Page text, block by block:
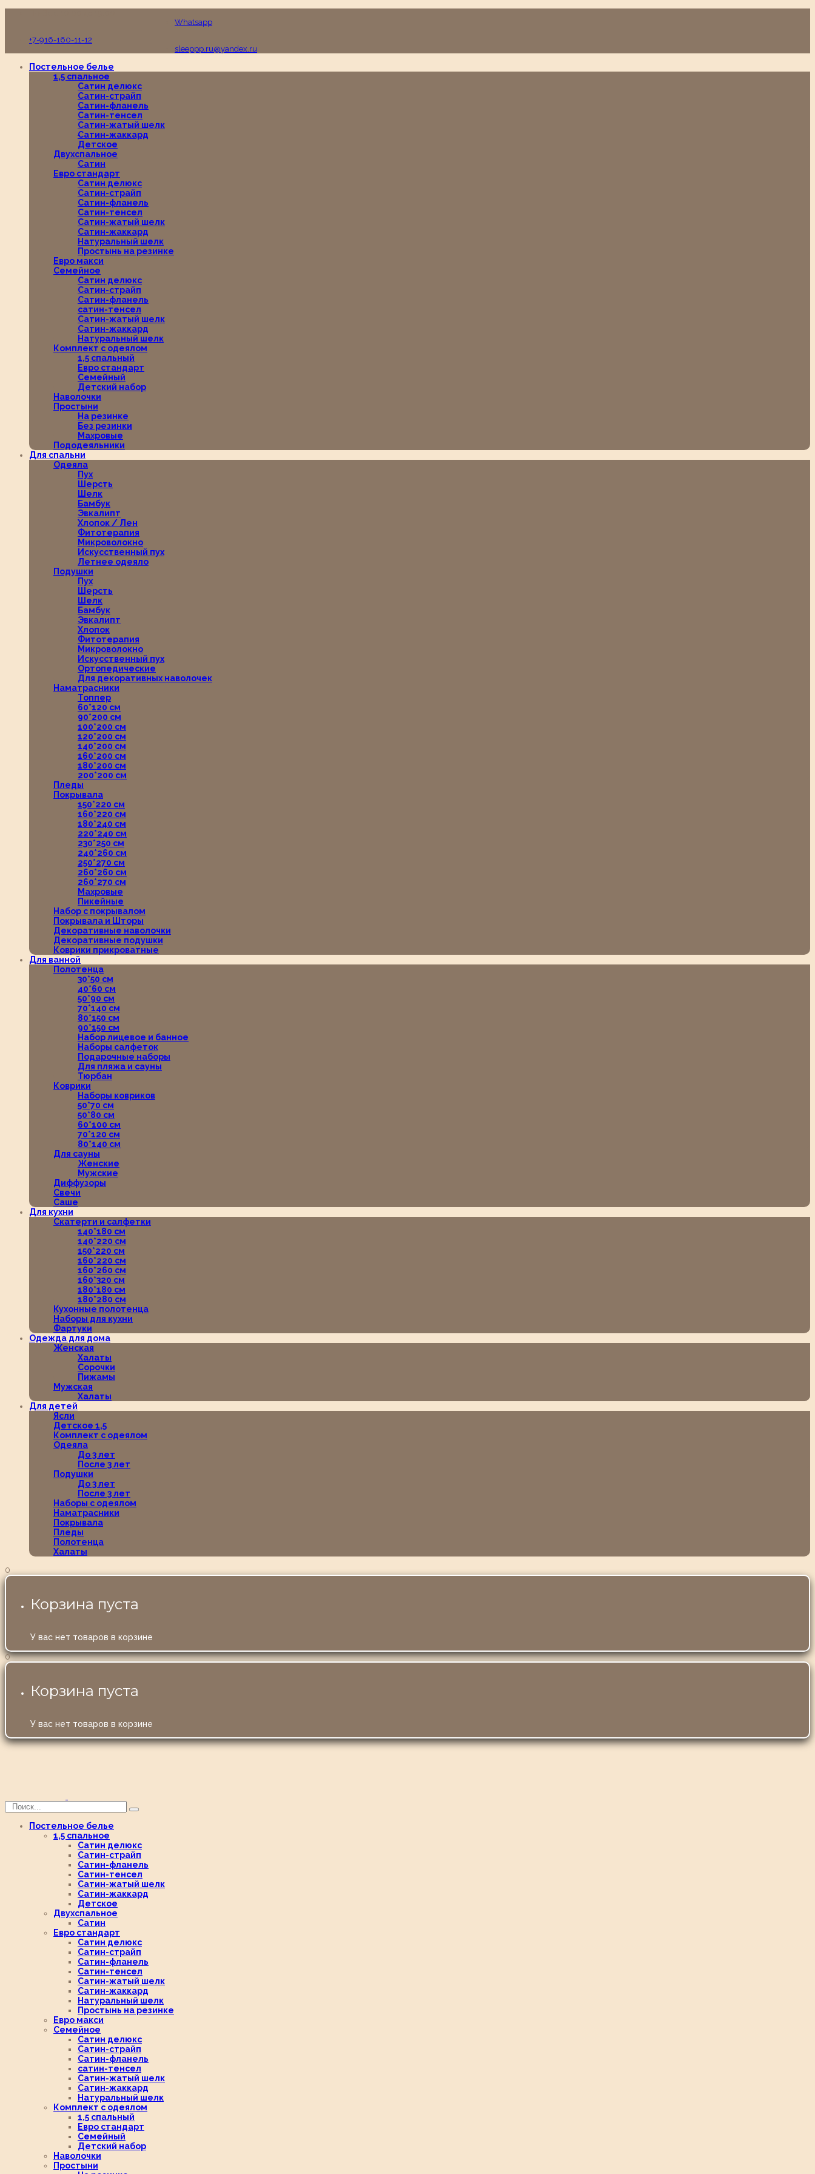
Whatsapp
+7-916-160-11-12
sleeppp.ru@yandex.ru
Постельное белье
1,5 спальное
Сатин делюкс
Сатин-страйп
Сатин-фланель
Сатин-тенсел
Сатин-жатый шелк
Сатин-жаккард
Детское
Двухспальное
Сатин
Евро стандарт
Сатин делюкс
Сатин-страйп
Сатин-фланель
Сатин-тенсел
Сатин-жатый шелк
Сатин-жаккард
Натуральный шелк
Простынь на резинке
Евро макси
Семейное
Сатин делюкс
Сатин-страйп
Сатин-фланель
сатин-тенсел
Сатин-жатый шелк
Сатин-жаккард
Натуральный шелк
Комплект с одеялом
1,5 спальный
Евро стандарт
Семейный
Детский набор
Наволочки
Простыни
На резинке
Без резинки
Махровые
Пододеяльники
Для спальни
Одеяла
Пух
Шерсть
Шелк
Бамбук
Эвкалипт
Хлопок / Лен
Фитотерапия
Микроволокно
Искусственный пух
Летнее одеяло
Подушки
Пух
Шерсть
Шелк
Бамбук
Эвкалипт
Хлопок
Фитотерапия
Микроволокно
Искусственный пух
Ортопедические
Для декоративных наволочек
Наматрасники
Топпер
60*120 см
90*200 см
100*200 см
120*200 см
140*200 см
160*200 см
180*200 см
200*200 см
Пледы
Покрывала
150*220 см
160*220 см
180*240 см
220*240 см
230*250 см
240*260 см
250*270 см
260*260 см
260*270 см
Махровые
Пикейные
Набор с покрывалом
Покрывала и Шторы
Декоративные наволочки
Декоративные подушки
Коврики прикроватные
Для ванной
Полотенца
30*50 см
40*60 см
50*90 см
70*140 см
80*150 см
90*150 см
Набор лицевое и банное
Наборы салфеток
Подарочные наборы
Для пляжа и сауны
Тюрбан
Коврики
Наборы ковриков
50*70 см
50*80 см
60*100 см
70*120 см
80*140 см
Для сауны
Женские
Мужские
Диффузоры
Свечи
Саше
Для кухни
Скатерти и салфетки
140*180 см
140*220 см
150*220 см
160*220 см
160*260 см
160*320 см
180*180 см
180*280 см
Кухонные полотенца
Наборы для кухни
Фартуки
Одежда для дома
Женская
Халаты
Сорочки
Пижамы
Мужская
Халаты
Для детей
Ясли
Детское 1,5
Комплект с одеялом
Одеяла
До 3 лет
После 3 лет
Подушки
До 3 лет
После 3 лет
Наборы с одеялом
Наматрасники
Покрывала
Пледы
Полотенца
Халаты
0
Корзина пуста
У вас нет товаров в корзине
0
Корзина пуста
У вас нет товаров в корзине
Постельное белье
1,5 спальное
Сатин делюкс
Сатин-страйп
Сатин-фланель
Сатин-тенсел
Сатин-жатый шелк
Сатин-жаккард
Детское
Двухспальное
Сатин
Евро стандарт
Сатин делюкс
Сатин-страйп
Сатин-фланель
Сатин-тенсел
Сатин-жатый шелк
Сатин-жаккард
Натуральный шелк
Простынь на резинке
Евро макси
Семейное
Сатин делюкс
Сатин-страйп
Сатин-фланель
сатин-тенсел
Сатин-жатый шелк
Сатин-жаккард
Натуральный шелк
Комплект с одеялом
1,5 спальный
Евро стандарт
Семейный
Детский набор
Наволочки
Простыни